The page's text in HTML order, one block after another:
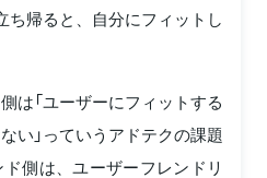
ち帰ると、自分にフィットし
は「ユーザーにフィットする
い」っていうアドテクの課題
側は、ユーザーフレンドリ